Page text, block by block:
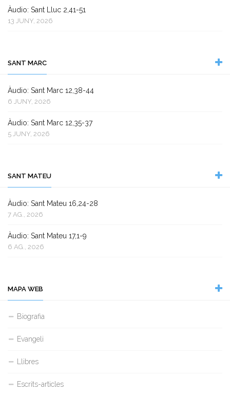
Àudio: Sant Lluc 2,41-51
13 JUNY, 2026
SANT MARC
Àudio: Sant Marc 12,38-44
6 JUNY, 2026
Àudio: Sant Marc 12,35-37
5 JUNY, 2026
SANT MATEU
Àudio: Sant Mateu 16,24-28
7 AG., 2026
Àudio: Sant Mateu 17,1-9
6 AG., 2026
MAPA WEB
Biografia
Evangeli
Llibres
Escrits-articles